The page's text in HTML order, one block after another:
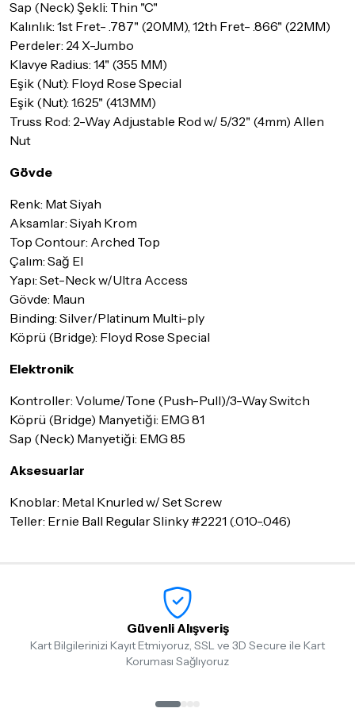
İade ve değişim koşulları, ürün kategorilerine göre farklılık
gösterebilir. Lütfen satın almadan önce ilgili ürünün
iade/değişim şartlarını kontrol ettiğinizden emin olun.
Detaylar içintıklayınız
Sap (Neck) Şekli: Thin "C"
Kalınlık: 1st Fret- .787" (20MM), 12th Fret- .866" (22MM)
Perdeler: 24 X-Jumbo
Klavye Radius: 14" (355 MM)
Eşik (Nut): Floyd Rose Special
Eşik (Nut): 1.625" (41.3MM)
Truss Rod: 2-Way Adjustable Rod w/ 5/32" (4mm) Allen
Nut
Gövde
Renk: Mat Siyah
Aksamlar: Siyah Krom
Top Contour: Arched Top
Çalım: Sağ El
Yapı: Set-Neck w/Ultra Access
Gövde: Maun
Binding: Silver/Platinum Multi-ply
Köprü (Bridge): Floyd Rose Special
Elektronik
Kontroller: Volume/Tone (Push-Pull)/3-Way Switch
Köprü (Bridge) Manyetiği: EMG 81
Sap (Neck) Manyetiği: EMG 85
Aksesuarlar
Knoblar: Metal Knurled w/ Set Screw
Teller: Ernie Ball Regular Slinky #2221 (.010-.046)
Güvenli Alışveriş
Kart Bilgilerinizi Kayıt Etmiyoruz, SSL ve 3D Secure ile Kart
Koruması Sağlıyoruz